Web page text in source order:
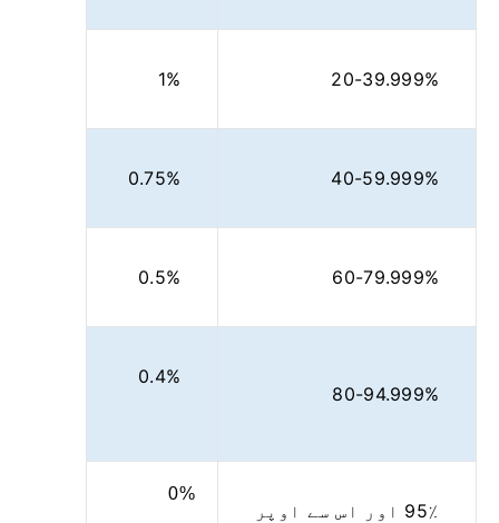
20-39.999%
1%
40-59.999%
0.75%
60-79.999%
0.5%
80-94.999%
0.4%
95٪ اور اس سے اوپر
0%